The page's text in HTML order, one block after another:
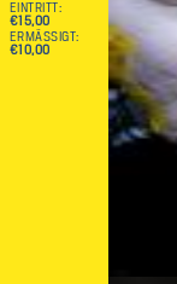
EINTRITT
€15,00
ERMÄSSIGT
€10,00